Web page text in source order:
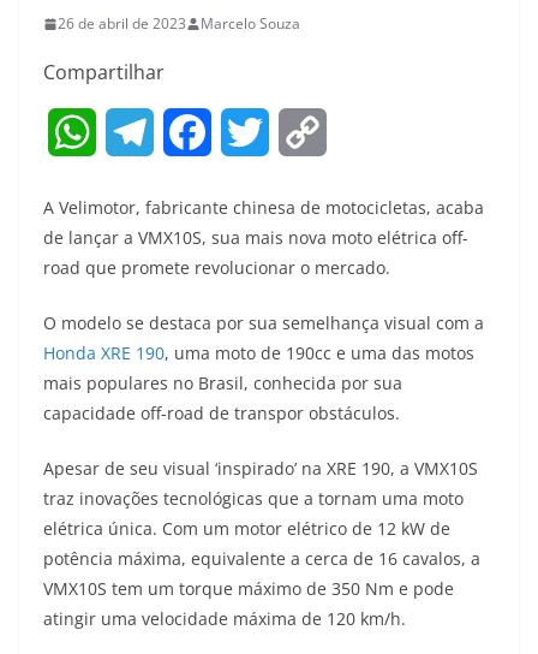
26 de abril de 2023 Marcelo Souza
Compartilhar
W
a
t
s
p
p
l
e
g
a
m
c
e
b
o
k
i
t
t
r
p
y
L
n
k
A Velimotor, fabricante chinesa de motocicletas, acaba
de lançar a VMX10S, sua mais nova moto elétrica off-
road que promete revolucionar o mercado.
O modelo se destaca por sua semelhança visual com a
Honda XRE 190, uma moto de 190cc e uma das motos
mais populares no Brasil, conhecida por sua
capacidade off-road de transpor obstáculos.
Apesar de seu visual ‘inspirado’ na XRE 190, a VMX10S
traz inovações tecnológicas que a tornam uma moto
elétrica única. Com um motor elétrico de 12 kW de
potência máxima, equivalente a cerca de 16 cavalos, a
VMX10S tem um torque máximo de 350 Nm e pode
atingir uma velocidade máxima de 120 km/h.